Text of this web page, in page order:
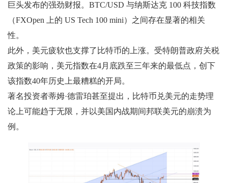
巨头发布的强劲财报。BTC/USD 与纳斯达克 100 科技指数
（FXOpen 上的 US Tech 100 mini）之间存在显著的相关
性。
此外，美元疲软也支撑了比特币的上涨。受特朗普政府关税
政策的影响，美元指数在4月底跌至三年来的最低点，创下
该指数40年历史上最糟糕的开局。
著名投资者蒂姆·德雷珀甚至提出，比特币兑美元的走势理
论上可能趋于无限，并以美国内战期间邦联美元的崩溃为
例。